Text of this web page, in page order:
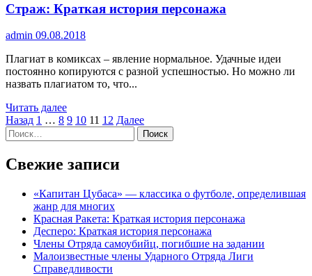
Хекс:
Краткая
история
Страж: Краткая история персонажа
admin 09.08.2018
Плагиат в комиксах – явление нормальное. Удачные идеи
постоянно копируются с разной успешностью. Но можно ли
назвать плагиатом то, что...
Читать далееПрочитать
больше
Страж:
история
Пагинация
записей
Назад 1 … 8 9 10 11 12 Далее
Найти:
Свежие записи
«Капитан Цубаса» — классика о футболе, определившая
жанр для многих
Красная Ракета: Краткая история персонажа
Десперо: Краткая история персонажа
Члены Отряда самоубийц, погибшие на задании
Малоизвестные члены Ударного Отряда Лиги
Справедливости